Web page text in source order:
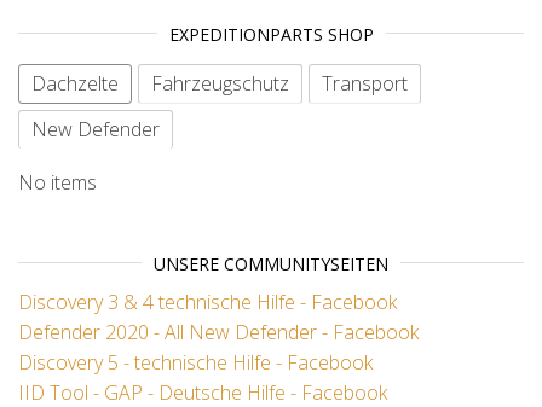
EXPEDITIONPARTS SHOP
Dachzelte Fahrzeugschutz
Transport
New Defender
No items
UNSERE COMMUNITYSEITEN
Discovery 3 & 4 technische Hilfe - Facebook
Defender 2020 - All New Defender - Facebook
Discovery 5 - technische Hilfe - Facebook
IID Tool - GAP - Deutsche Hilfe - Facebook